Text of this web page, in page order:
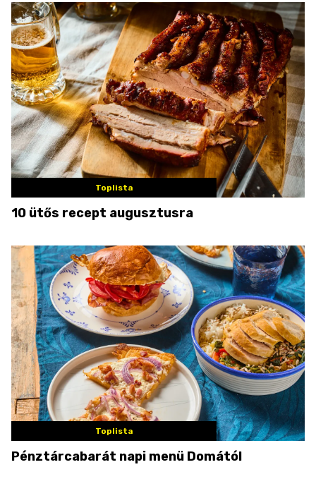
Toplista
10 ütős recept augusztusra
Toplista
Pénztárcabarát napi menü Domától